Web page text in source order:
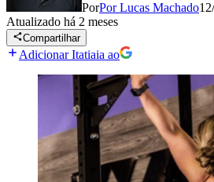
PorPor Lucas Machado
Atualizado há 2 meses
Compartilhar
Adicionar Itatiaia ao